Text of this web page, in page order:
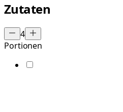
Zutaten
4
Portionen